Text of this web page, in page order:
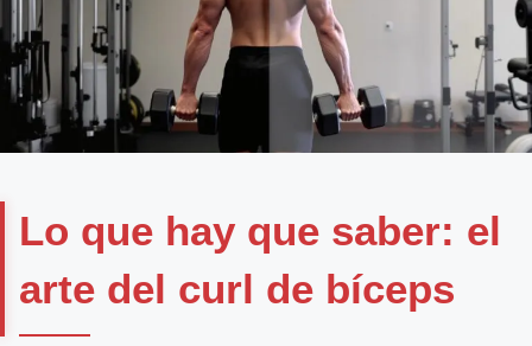
Lo que hay que saber: el
arte del curl de bíceps